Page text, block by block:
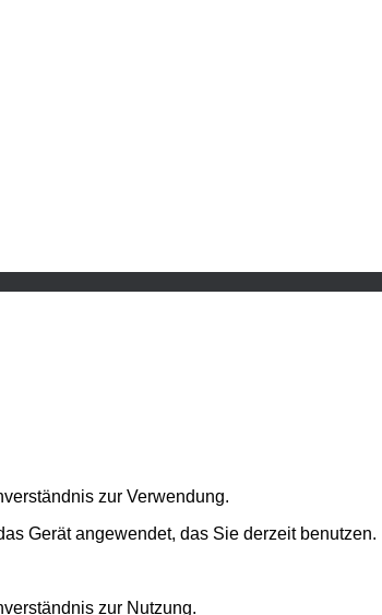
zur Verwendung.
Gerät angewendet, das Sie derzeit benutzen.
zur Nutzung.